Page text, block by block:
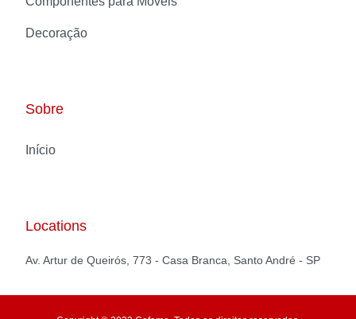
Decoração
Sobre
Início
Locations
Av. Artur de Queirós, 773 - Casa Branca, Santo André - SP